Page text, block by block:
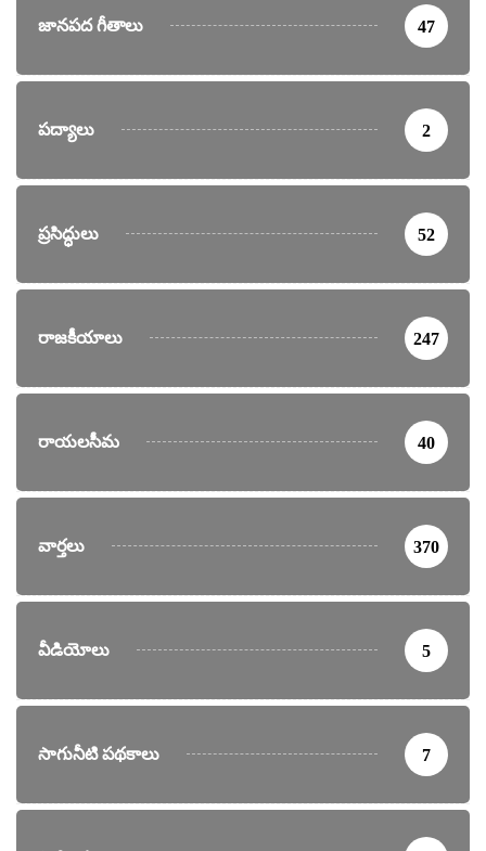
జానపద గీతాలు 47
పద్యాలు 2
ప్రసిద్ధులు 52
రాజకీయాలు 247
రాయలసీమ 40
వార్తలు 370
వీడియోలు 5
సాగునీటి పథకాలు 7